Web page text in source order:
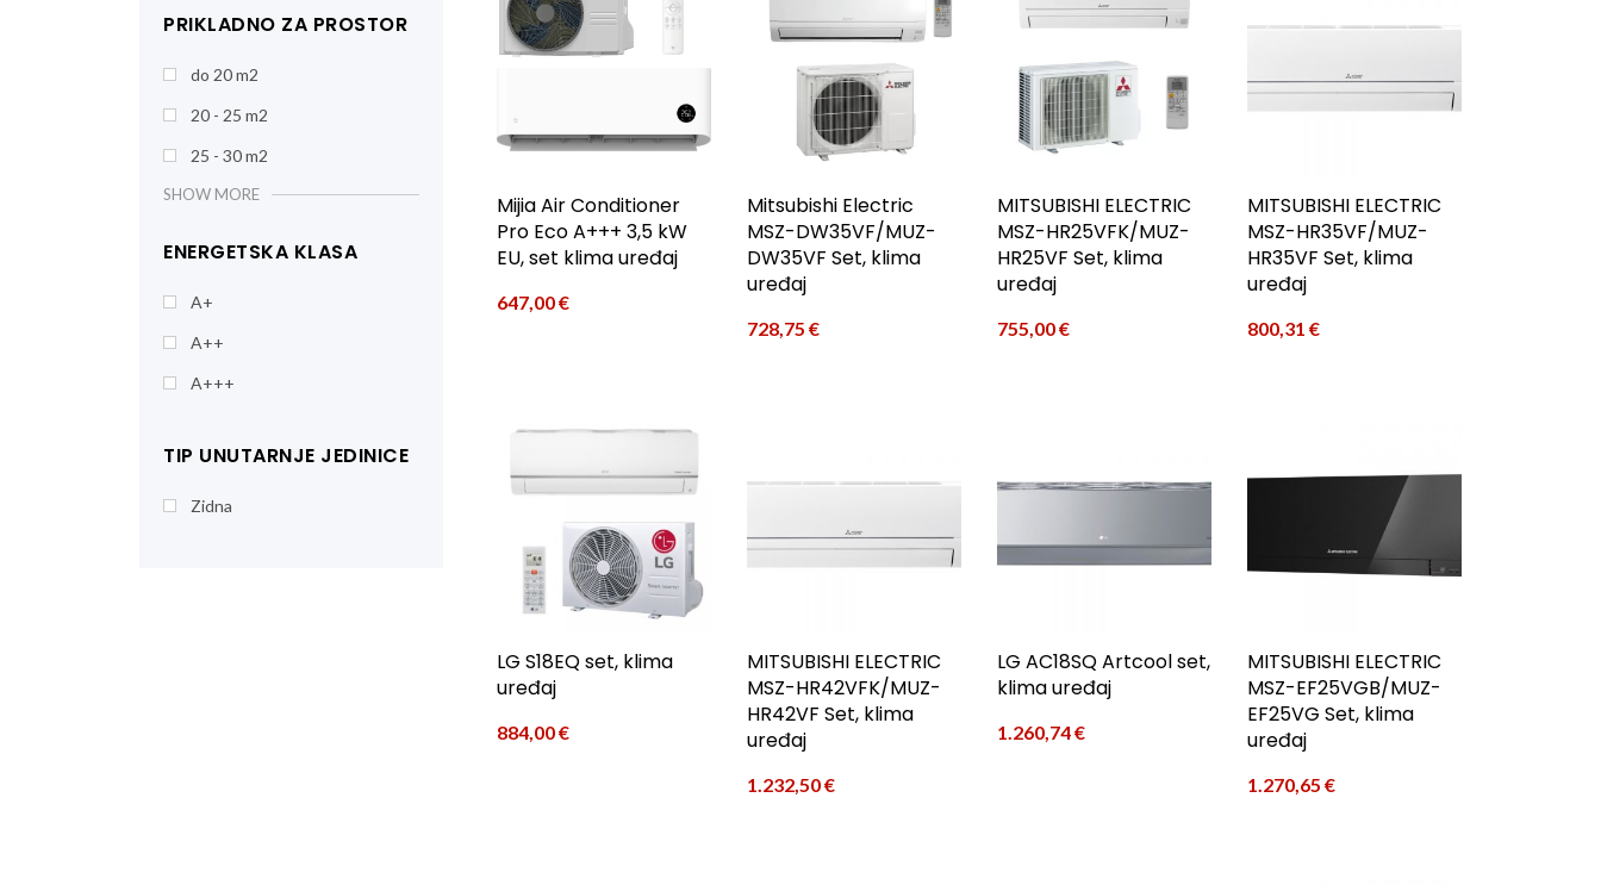
Mijia Air Conditioner
Pro Eco A+++ 3,5 kW
EU, set klima uređaj
647,00€
Mitsubishi Electric
MSZ-DW35VF/MUZ-
DW35VF Set, klima
uređaj
728,75 €
MITSUBISHI ELECTRIC
MSZ-HR25VFK/MUZ-
HR25VF Set, klima
uređaj
755,00€
MITSUBISHI ELECTRIC
MSZ-HR35VF/MUZ-
HR35VF Set, klima
uređaj
800,31 €
LG S18EQ set, klima
uređaj
884,00€
MITSUBISHI ELECTRIC
MSZ-HR42VFK/MUZ-
HR42VF Set, klima
uređaj
1.232,50€
LG AC18SQ Artcool set,
klima uređaj
1.260,74€
MITSUBISHI ELECTRIC
MSZ-EF25VGB/MUZ-
EF25VG Set, klima
uređaj
1.270,65 €
PRIKLADNO ZA PROSTOR
do 20 m2
20 - 25 m2
25 - 30 m2
SHOW MORE
ENERGETSKA KLASA
A+
A++
A+++
TIP UNUTARNJE JEDINICE
Zidna